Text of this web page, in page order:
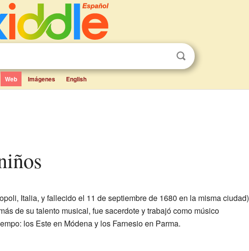
Web Imágenes English
Italia, y fallecido el 11 de septiembre de 1680 en la misma ciudad)
de su talento musical, fue sacerdote y trabajó como músico
los Este en Módena y los Farnesio en Parma.